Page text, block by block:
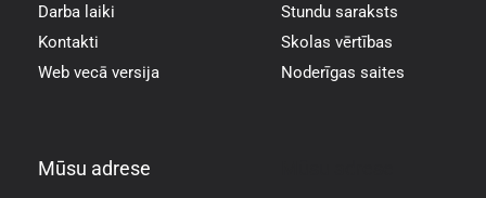
Darba laiki
Kontakti
Web vecā versija
Stundu saraksts
Skolas vērtības
Noderīgas saites
Mūsu adrese